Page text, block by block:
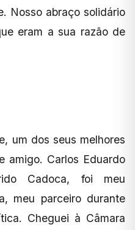
Nosso abraço solidário
eram a sua razão de
um dos seus melhores
amigo. Carlos Eduardo
Cadoca, foi meu
meu parceiro durante
Cheguei à Câmara